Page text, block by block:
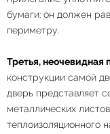
бумаги: он должен
периметру.
Третья, неочевидная
конструкции самой
дверь представляет
металлических
теплоизоляционного